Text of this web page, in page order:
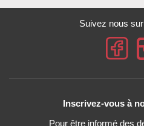
Suivez nous
Inscrivez-vous à
Pour être informé des